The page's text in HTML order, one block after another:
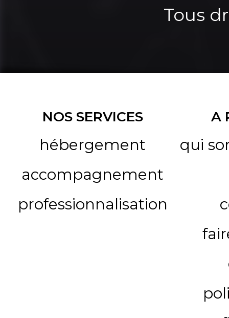
Tous
NOS SERVICES
hébergement
accompagnement
professionnalisation
A
qui